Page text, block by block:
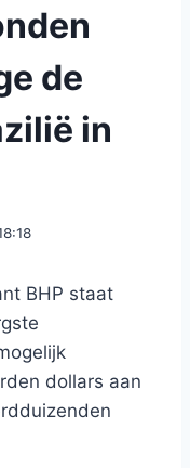
de
in
BHP staat
dollars aan